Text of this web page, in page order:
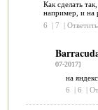
Как сделать
например, и на
6
| 7 | Ответить
07-2017]
на
6
| 6 |